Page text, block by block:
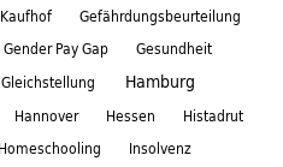
Gefährdungsbeurteilung
Gender Pay Gap
Gesundheit
Gleichstellung Hamburg
Hannover Hessen
Histadrut
Homeschooling
Insolvenz